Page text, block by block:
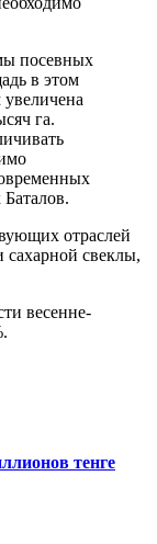
посевных
в этом
га.
отраслей
свеклы,
весенне-
тенге